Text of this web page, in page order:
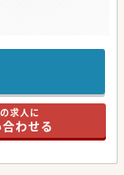
院で
までのご経験を
の環境です。
お問合せくださ
求人に
わせる